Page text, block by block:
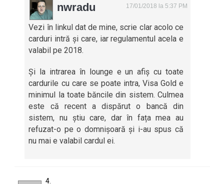
nwradu 17/01/2018 la 5:37 PM
Vezi în linkul dat de mine, scrie clar acolo ce
carduri intră și care, iar regulamentul acela e
valabil pe 2018.
Și la intrarea în lounge e un afiș cu toate
cardurile cu care se poate intra, Visa Gold e
minimul la toate băncile din sistem. Culmea
este că recent a dispărut o bancă din
sistem, nu știu care, dar în fața mea au
refuzat-o pe o domnișoară și i-au spus că
nu mai e valabil cardul ei.